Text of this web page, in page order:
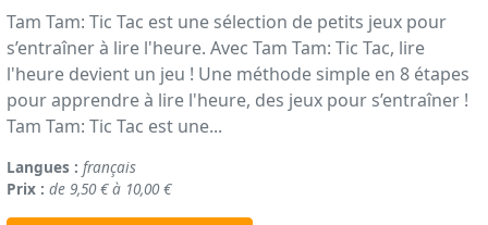
Tam Tam: Tic Tac est une sélection de petits jeux pour
s’entraîner à lire l'heure. Avec Tam Tam: Tic Tac, lire
l'heure devient un jeu ! Une méthode simple en 8 étapes
pour apprendre à lire l'heure, des jeux pour s’entraîner !
Tam Tam: Tic Tac est une...
Langues : français
Prix : de 9,50 € à 10,00 €